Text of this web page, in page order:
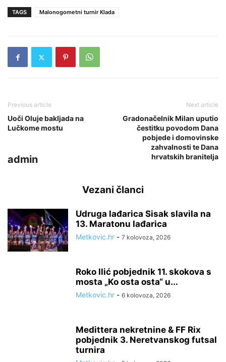
TAGS Malonogometni turnir Klada
Previous article
Uoči Oluje bakljada na
Lučkome mostu
Next article
Gradonačelnik Milan uputio
čestitku povodom Dana
pobjede i domovinske
zahvalnosti te Dana
hrvatskih branitelja
admin
Vezani članci
Udruga lađarica Sisak slavila na
13. Maratonu lađarica
Metkovic.hr - 7 kolovoza, 2026
Roko Ilić pobjednik 11. skokova s
mosta „Ko osta osta“ u...
Metkovic.hr - 6 kolovoza, 2026
Medittera nekretnine & FF Rix
pobjednik 3. Neretvanskog futsal
turnira